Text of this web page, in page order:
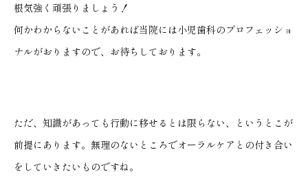
根気強く頑張りましょう！
何かわからないことがあれば当院には小児歯科のプロフェッショ
ナルがおりますので、お待ちしております。
ただ、知識があっても行動に移せるとは限らない、というとこが
前提にあります。無理のないところでオーラルケアとの付き合い
をしていきたいものですね。